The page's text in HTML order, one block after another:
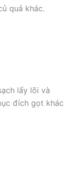
quả khác.
lấy lõi và
đích gọt khác